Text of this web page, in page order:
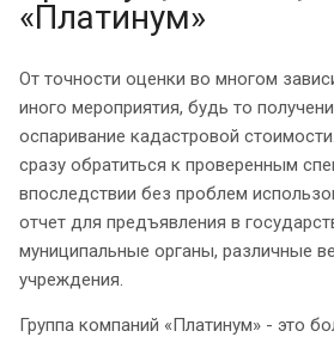
«Платинум»
От точности оценки во многом
иного мероприятия, будь то
оспаривание кадастровой
сразу обратиться к проверенным
впоследствии без проблем
отчет для предъявления в
муниципальные органы, различные
учреждения.
Группа компаний «Платинум» - это